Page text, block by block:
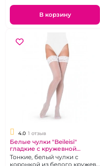
В корзину
4.0 1 отзыв
Белые чулки "Beileisi"
гладкие с кружевной
резинкой на силиконе р 2-3
Тонкие, белый чулки с
коронкой из белого кружева